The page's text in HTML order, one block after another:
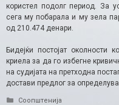
користел подолг период. За
сега му побарала и му зела
од 210.474 денари.
Бидејќи постојат околности
криела за да го избегне
на судијата на претходна
достави предлог за
Categories
Соопштенија